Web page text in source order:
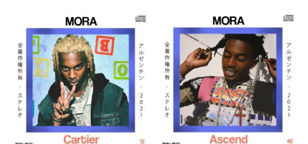
USD$20
hasta
USD$200
USD$20
hasta
USD$200